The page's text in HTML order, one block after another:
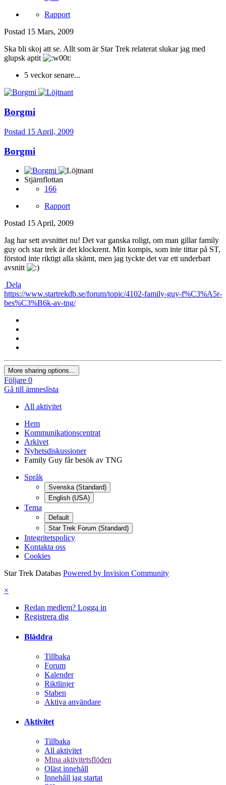
Rapport
Postad 15 Mars, 2009
Ska bli skoj att se. Allt som är Star Trek relaterat slukar jag med
glupsk aptit
5 veckor senare...
Borgmi
Postad 15 April, 2009
Borgmi
Stjärnflottan
166
Rapport
Postad 15 April, 2009
Jag har sett avsnittet nu! Det var ganska roligt, om man gillar family
guy och star trek är det klockrent. Min kompis, som inte tittar på ST,
förstod inte riktigt alla skämt, men jag tyckte det var ett underbart
avsnitt
Dela
https://www.startrekdb.se/forum/topic/4102-family-guy-f%C3%A5r-
bes%C3%B6k-av-tng/
More sharing options...
Följare 0
Gå till ämneslista
All aktivitet
Hem
Kommunikationscentrat
Arkivet
Nyhetsdiskussioner
Family Guy får besök av TNG
Språk
Svenska (Standard)
English (USA)
Tema
Default
Star Trek Forum (Standard)
Integritetspolicy
Kontakta oss
Cookies
Star Trek Databas Powered by Invision Community
×
Redan medlem? Logga in
Registrera dig
Bläddra
Tillbaka
Forum
Kalender
Riktlinjer
Staben
Aktiva användare
Aktivitet
Tillbaka
All aktivitet
Mina aktivitetsflöden
Oläst innehåll
Innehåll jag startat